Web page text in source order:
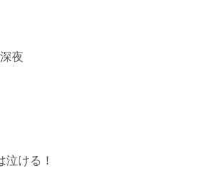
夜
泣ける！